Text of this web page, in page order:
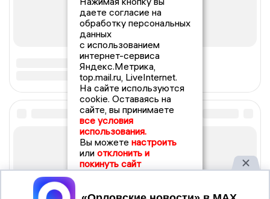
даете согласие на
обработку персональных
данных
с использованием
интернет-сервиса
Яндекс.Метрика,
top.mail.ru, LiveInternet.
На сайте используются
cookie. Оставаясь на
сайте, вы принимаете
все условия
использования.
Вы можете настроить
или отклонить и
покинуть сайт
Принять